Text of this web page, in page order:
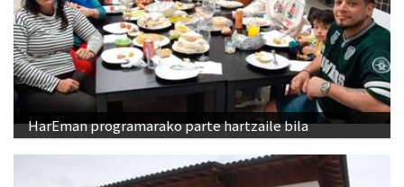
HarEman programarako parte hartzaile bila